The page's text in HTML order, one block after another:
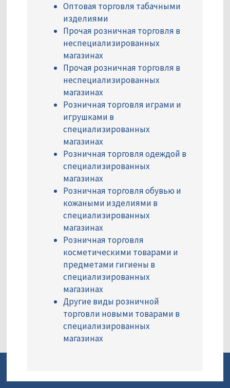
Оптовая торговля табачными
изделиями
Прочая розничная торговля в
неспециализированных
магазинах
Прочая розничная торговля в
неспециализированных
магазинах
Розничная торговля играми и
игрушками в
специализированных
магазинах
Розничная торговля одеждой в
специализированных
магазинах
Розничная торговля обувью и
кожаными изделиями в
специализированных
магазинах
Розничная торговля
косметическими товарами и
предметами гигиены в
специализированных
магазинах
Другие виды розничной
торговли новыми товарами в
специализированных
магазинах